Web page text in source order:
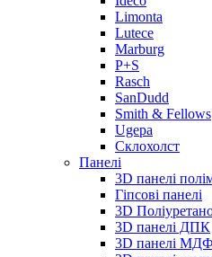
Limonta
Lutece
Marburg
P+S
Rasch
SanDudd
Smith & Fellows
Ugepa
Склохолст
Панелі
3D панелі
Гіпсові панелі
3D
3D панелі ДПК
3D панелі МДФ